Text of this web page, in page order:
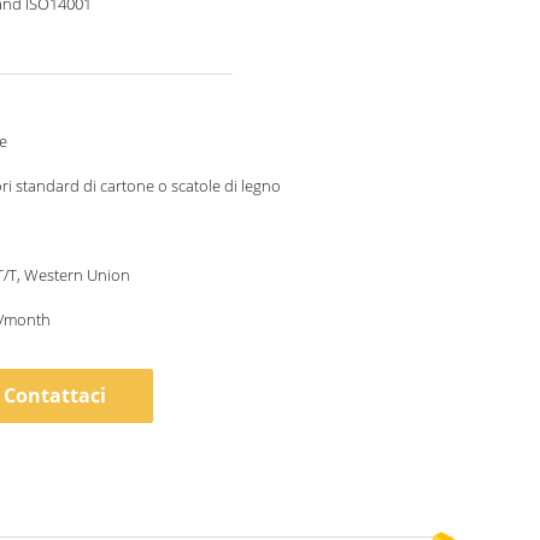
standard di cartone o scatole di legno
T, Western Union
month
Contattaci